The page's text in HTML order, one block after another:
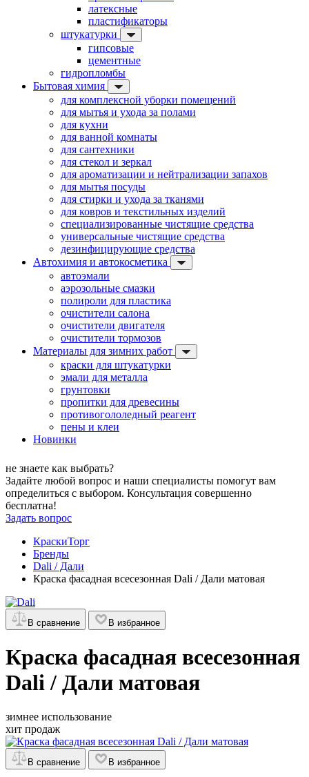
латексные
пластификаторы
штукатурки
гипсовые
цементные
гидропломбы
Бытовая химия
для комплексной уборки помещений
для мытья и ухода за полами
для кухни
для ванной комнаты
для сантехники
для стекол и зеркал
для ароматизации и нейтрализации запахов
для мытья посуды
для стирки и ухода за тканями
для ковров и текстильных изделий
специализированные чистящие средства
универсальные чистящие средства
дезинфицирующие средства
Автохимия и автокосметика
автоэмали
аэрозольные смазки
полироли для пластика
очистители салона
очистители двигателя
очистители тормозов
Материалы для зимних работ
краски для штукатурки
эмали для металла
грунтовки
пропитки для древесины
противогололедный реагент
пены и клеи
Новинки
не знаете как выбрать?
Задайте любой вопрос и наши специалисты помогут вам
определиться с выбором. Консультация совершенно
бесплатна!
Задать вопрос
КраскиТорг
Бренды
Dali / Дали
Краска фасадная всесезонная Dali / Дали матовая
В сравнение В избранное
Краска фасадная всесезонная
Dali / Дали матовая
зимнее использование
хит продаж
В сравнение В избранное